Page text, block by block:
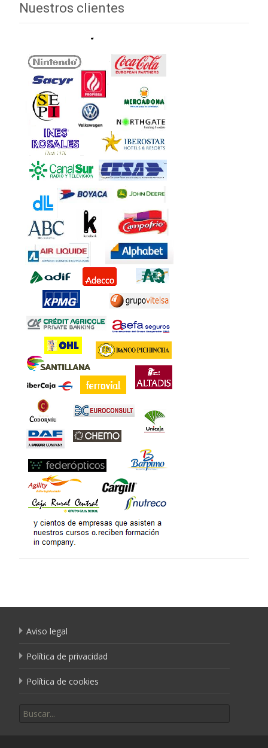
Nuestros clientes
Aviso legal
Política de privacidad
Política de cookies